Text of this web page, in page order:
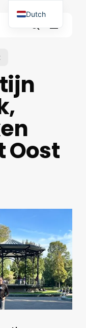
Oost
Dutch
English